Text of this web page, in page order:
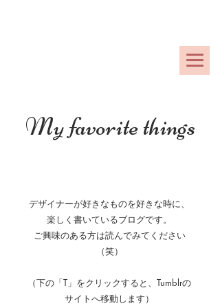
My favorite things
デザイナーが好きなものを好きな時に、
楽しく書いているブログです。
ご興味のある方は読んでみてください
（笑）
（下の「T」をクリックすると、Tumblrの
サイトへ移動します）